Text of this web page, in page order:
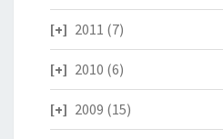
2011 (7)
2010 (6)
2009 (15)